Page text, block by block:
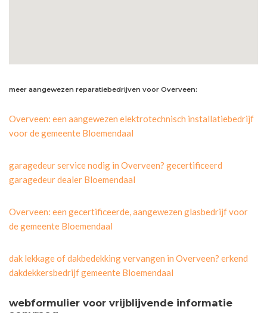
meer aangewezen reparatiebedrijven voor Overveen:
Overveen: een aangewezen elektrotechnisch installatiebedrijf
voor de gemeente Bloemendaal
garagedeur service nodig in Overveen? gecertificeerd
garagedeur dealer Bloemendaal
Overveen: een gecertificeerde, aangewezen glasbedrijf voor
de gemeente Bloemendaal
dak lekkage of dakbedekking vervangen in Overveen? erkend
dakdekkersbedrijf gemeente Bloemendaal
webformulier voor vrijblijvende informatie